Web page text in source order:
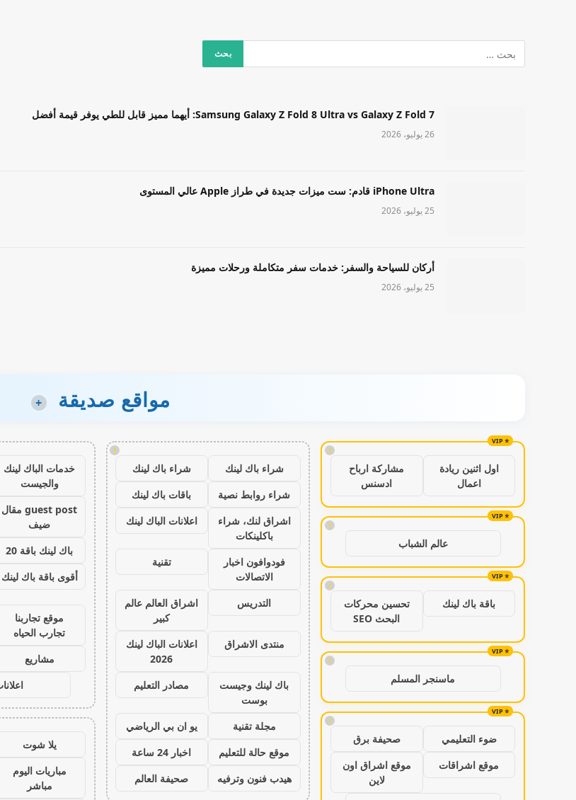
Samsung Galaxy Z Fold 8 Ultra vs Galaxy Z Fold 7: أيهما مميز قابل للطي يوفر قيمة أفضل
26 يوليو، 2026
iPhone Ultra قادم: ست ميزات جديدة في طراز Apple عالي المستوى
25 يوليو، 2026
أركان للسياحة والسفر: خدمات سفر متكاملة ورحلات مميزة
25 يوليو، 2026
مواقع صديقة +
!
اول اثنين ريادة
اعمال
مشاركة ارباح
ادسنس
!
عالم الشباب
!
باقة باك لينك
تحسين محركات
البحث SEO
!
ماسنجر المسلم
!
ضوء التعليمي
صحيفة برق
موقع اشراقات
موقع اشراق اون
لاين
!
شراء باك لينك
شراء باك لينك
شراء روابط نصية
باقات باك لينك
اشراق لنك، شراء
باكلينكات
اعلانات الباك لينك
فودوافون اخبار
الاتصالات
تقنية
التدريس
اشراق العالم عالم
كبير
منتدى الاشراق
اعلانات الباك لينك
2026
باك لينك وجيست
بوست
مصادر التعليم
مجلة تقنية
يو ان بي الرياضي
موقع حالة للتعليم
اخبار 24 ساعة
هيدب فنون وترفيه
صحيفة العالم
خدمات الباك لينك
والجيست
guest post مقال
ضيف
باك لينك باقة 20
أقوى باقة باك لينك
موقع تجاربنا
تجارب الحياه
مشاريع
يلا شوت
مباريات اليوم
مباشر